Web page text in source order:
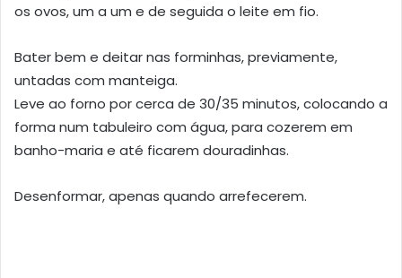
os ovos, um a um e de seguida o leite em fio.
Bater bem e deitar nas forminhas, previamente,
untadas com manteiga.
Leve ao forno por cerca de 30/35 minutos, colocando a
forma num tabuleiro com água, para cozerem em
banho-maria e até ficarem douradinhas.
Desenformar, apenas quando arrefecerem.